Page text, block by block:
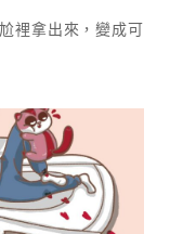
裡拿出來，變成可